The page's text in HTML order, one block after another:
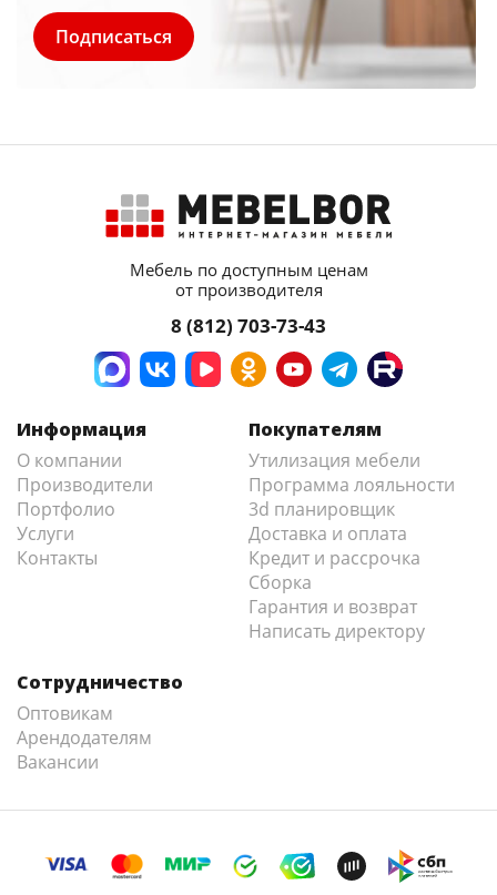
Мебель по доступным ценам
от производителя
8 (812) 703-73-43
Информация
О компании
Производители
Портфолио
Услуги
Контакты
Покупателям
Утилизация мебели
Программа лояльности
3d планировщик
Доставка и оплата
Кредит и рассрочка
Сборка
Гарантия и возврат
Написать директору
Сотрудничество
Оптовикам
Арендодателям
Вакансии